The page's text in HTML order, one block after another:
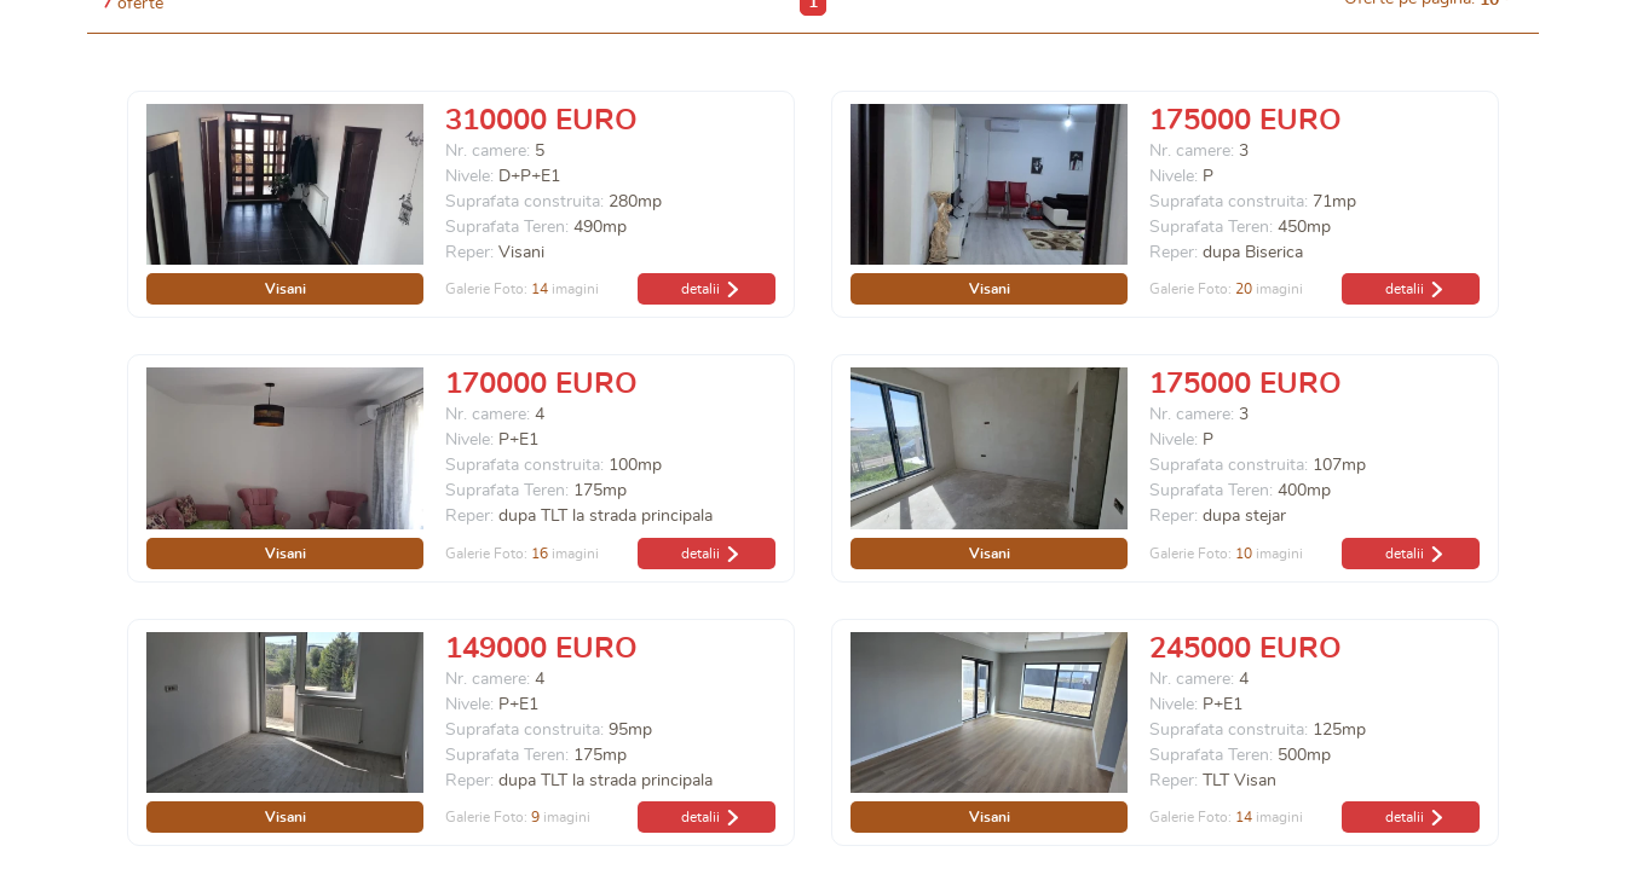
7 oferte
310000 EURO
Nr. camere: 5
Nivele: D+P+E1
Suprafata construita: 280mp
Suprafata Teren: 490mp
Reper: Visani
Visani Galerie Foto: 14 imagini detalii
175000 EURO
Nr. camere: 3
Nivele: P
Suprafata construita: 71mp
Suprafata Teren: 450mp
Reper: dupa Biserica
Visani Galerie Foto: 20 imagini detalii
170000 EURO
Nr. camere: 4
Nivele: P+E1
Suprafata construita: 100mp
Suprafata Teren: 175mp
Reper: dupa TLT la strada principala
Visani Galerie Foto: 16 imagini detalii
175000 EURO
Nr. camere: 3
Nivele: P
Suprafata construita: 107mp
Suprafata Teren: 400mp
Reper: dupa stejar
Visani Galerie Foto: 10 imagini detalii
149000 EURO
Nr. camere: 4
Nivele: P+E1
Suprafata construita: 95mp
Suprafata Teren: 175mp
Reper: dupa TLT la strada principala
Visani Galerie Foto: 9 imagini detalii
245000 EURO
Nr. camere: 4
Nivele: P+E1
Suprafata construita: 125mp
Suprafata Teren: 500mp
Reper: TLT Visan
Visani Galerie Foto: 14 imagini detalii